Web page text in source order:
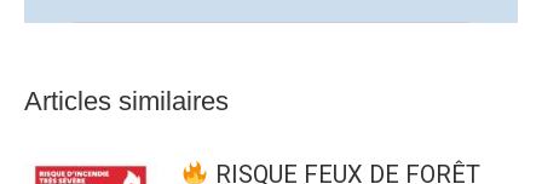
Articles similaires
RISQUE FEUX DE FORÊT